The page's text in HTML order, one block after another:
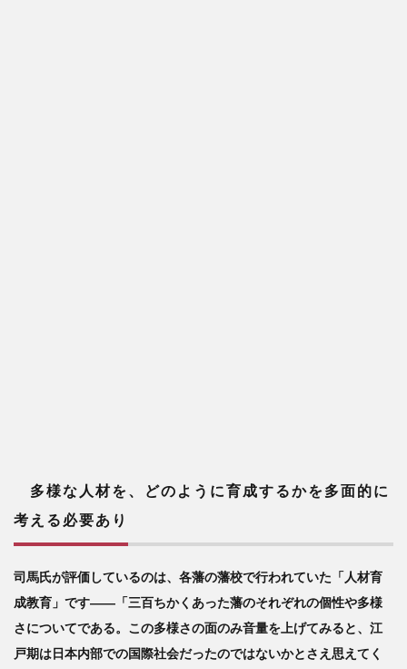
多様な人材を、どのように育成するかを多面的に
考える必要あり
司馬氏が評価しているのは、各藩の藩校で行われていた「人材育
成教育」です――「三百ちかくあった藩のそれぞれの個性や多様
さについてである。この多様さの面のみ音量を上げてみると、江
戸期は日本内部での国際社会だったのではないかとさえ思えてく